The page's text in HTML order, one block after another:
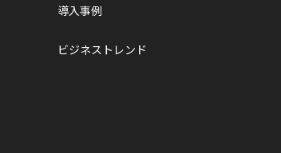
導入事例
ビジネストレンド